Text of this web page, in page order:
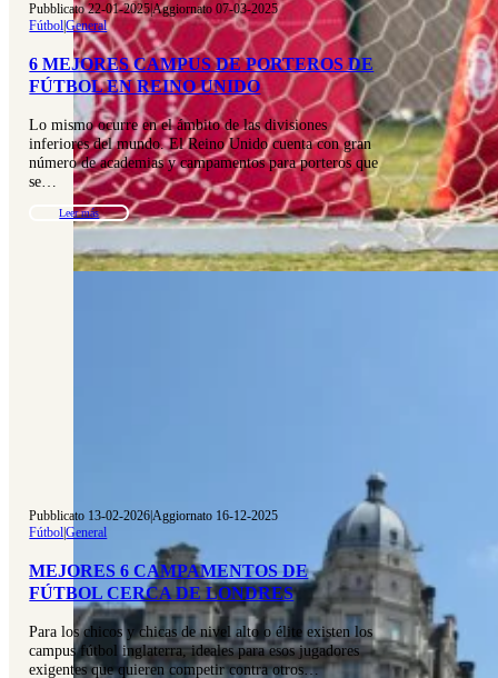
Pubblicato 22-01-2025|Aggiornato 07-03-2025
Fútbol|General
6 MEJORES CAMPUS DE PORTEROS DE
FÚTBOL EN REINO UNIDO
Lo mismo ocurre en el ámbito de las divisiones
inferiores del mundo. El Reino Unido cuenta con gran
número de academias y campamentos para porteros que
se…
Leer más
Pubblicato 13-02-2026|Aggiornato 16-12-2025
Fútbol|General
MEJORES 6 CAMPAMENTOS DE
FÚTBOL CERCA DE LONDRES
Para los chicos y chicas de nivel alto o élite existen los
campus fútbol inglaterra, ideales para esos jugadores
exigentes que quieren competir contra otros…